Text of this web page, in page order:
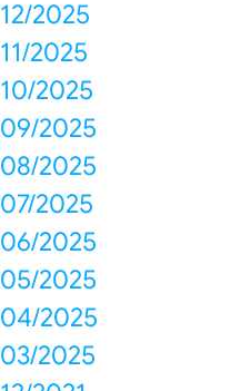
12/2025
11/2025
10/2025
09/2025
08/2025
07/2025
06/2025
05/2025
04/2025
03/2025